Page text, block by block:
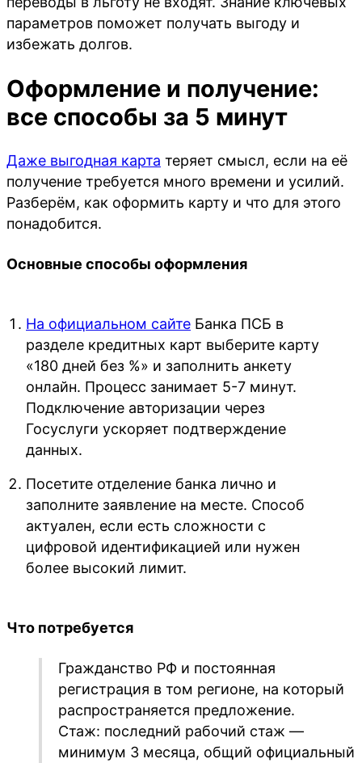
параметров поможет получать выгоду и
избежать долгов.
Оформление и получение:
все способы за 5 минут
Даже выгодная карта теряет смысл, если на её
получение требуется много времени и усилий.
Разберём, как оформить карту и что для этого
понадобится.
Основные способы оформления
На официальном сайте Банка ПСБ в
разделе кредитных карт выберите карту
«180 дней без %» и заполнить анкету
онлайн. Процесс занимает 5-7 минут.
Подключение авторизации через
Госуслуги ускоряет подтверждение
данных.
Посетите отделение банка лично и
заполните заявление на месте. Способ
актуален, если есть сложности с
цифровой идентификацией или нужен
более высокий лимит.
Что потребуется
Гражданство РФ и постоянная
регистрация в том регионе, на который
распространяется предложение.
Стаж: последний рабочий стаж —
минимум 3 месяца, общий официальный